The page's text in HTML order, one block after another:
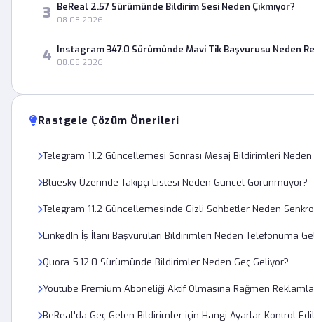
3 BeReal 2.57 Sürümünde Bildirim Sesi Neden Çıkmıyor?
08.08.2026
4 Instagram 347.0 Sürümünde Mavi Tik Başvurusu Neden
08.08.2026
Rastgele Çözüm Önerileri
Telegram 11.2 Güncellemesi Sonrası Mesaj Bildirimleri
Bluesky Üzerinde Takipçi Listesi Neden Güncel Görünmüyor?
Telegram 11.2 Güncellemesinde Gizli Sohbetler Neden
LinkedIn İş İlanı Başvuruları Bildirimleri Neden Telefonuma
Quora 5.12.0 Sürümünde Bildirimler Neden Geç Geliyor?
Youtube Premium Aboneliği Aktif Olmasına Rağmen
BeReal'da Geç Gelen Bildirimler için Hangi Ayarlar Kontrol